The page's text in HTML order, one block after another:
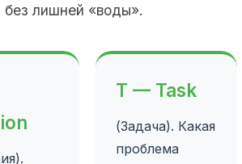
лишней «воды».
T — Task
(Задача). Какая
проблема